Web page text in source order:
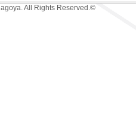
All Rights Reserved.©